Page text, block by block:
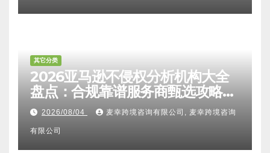
其它分类
2026亚马逊不侵权分析机构大全
盘点：合规靠谱服务商甄选攻略、
避坑FAQ及标杆机构实力详解
2026/08/04 麦幸跨境咨询有限公司, 麦幸跨境咨询
有限公司